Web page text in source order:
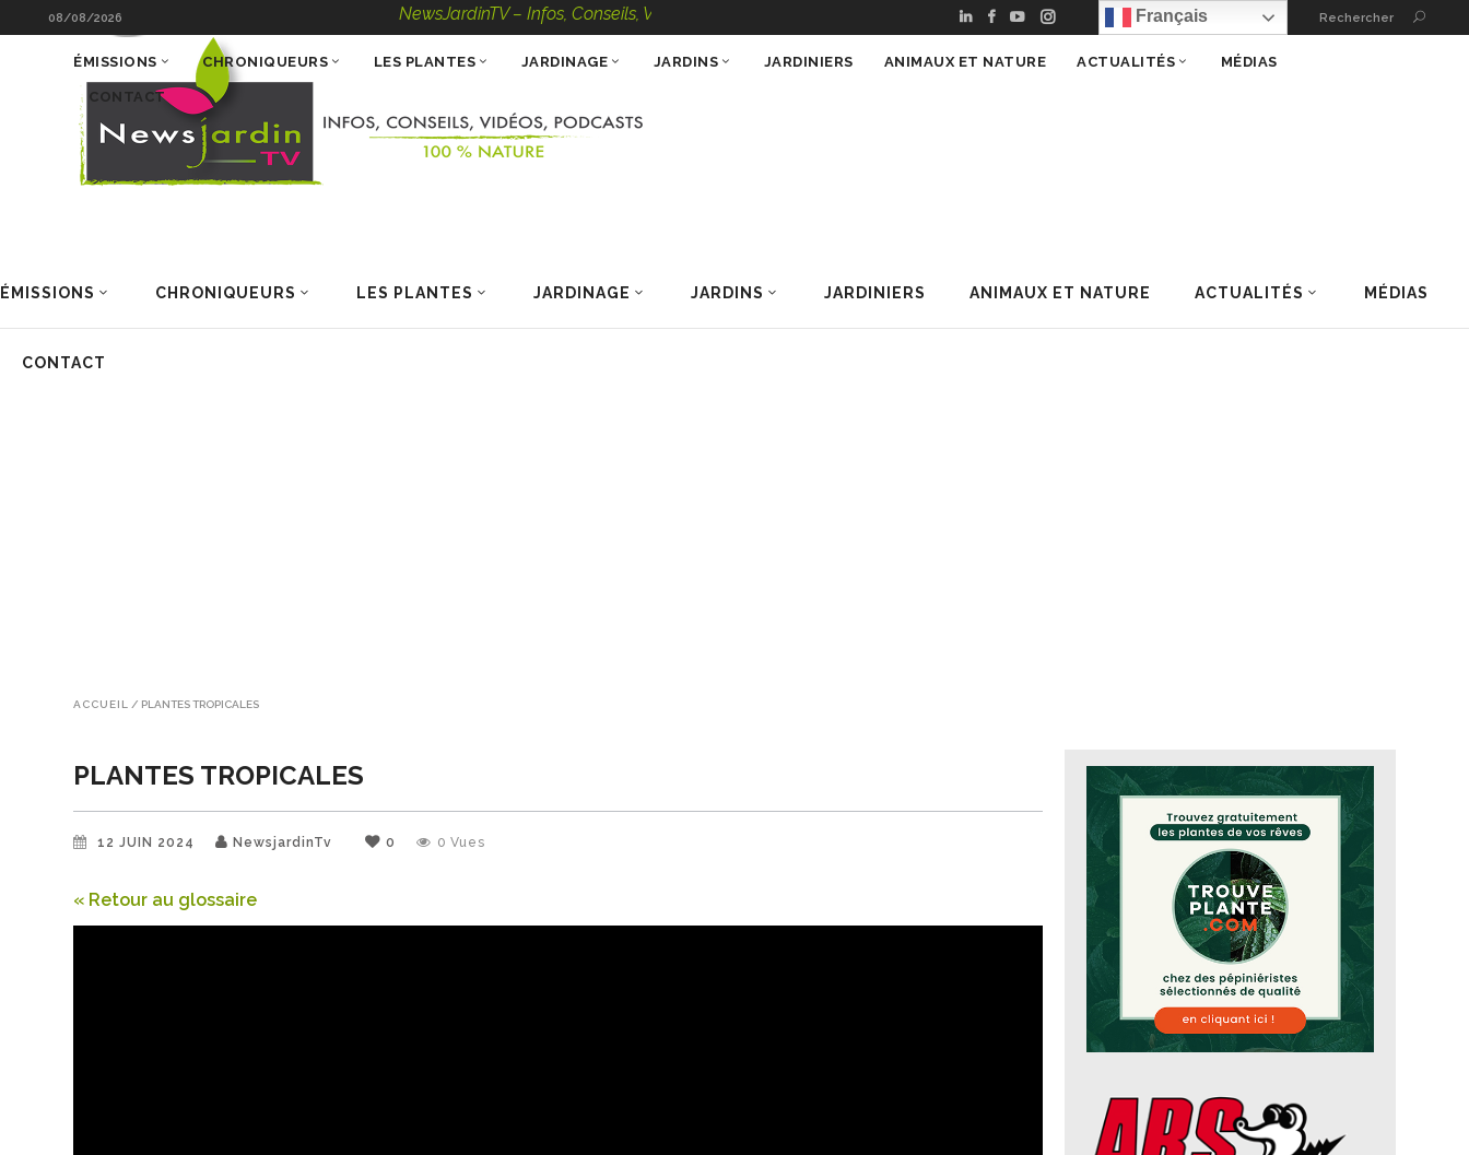
08/08/2026 NewsJardinTV – Infos, Conseils, Vidéos, Podcasts – 100 % Nature Français Rechercher
ÉMISSIONS CHRONIQUEURS LES PLANTES JARDINAGE JARDINS JARDINIERS ANIMAUX ET NATURE ACTUALITÉS MÉDIAS
CONTACT
ÉMISSIONS CHRONIQUEURS LES PLANTES JARDINAGE JARDINS JARDINIERS ANIMAUX ET NATURE ACTUALITÉS MÉDIAS
CONTACT
ACCUEIL / PLANTES TROPICALES
PLANTES TROPICALES
12 JUIN 2024 NewsjardinTv 0 0 Vues
« Retour au glossaire